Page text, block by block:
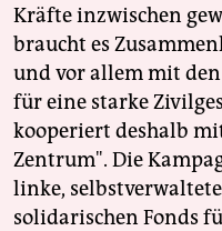
Kräfte inzwischen
braucht es
und vor allem mit
für eine starke
kooperiert deshalb
Zentrum". Die
linke,
solidarischen Fonds